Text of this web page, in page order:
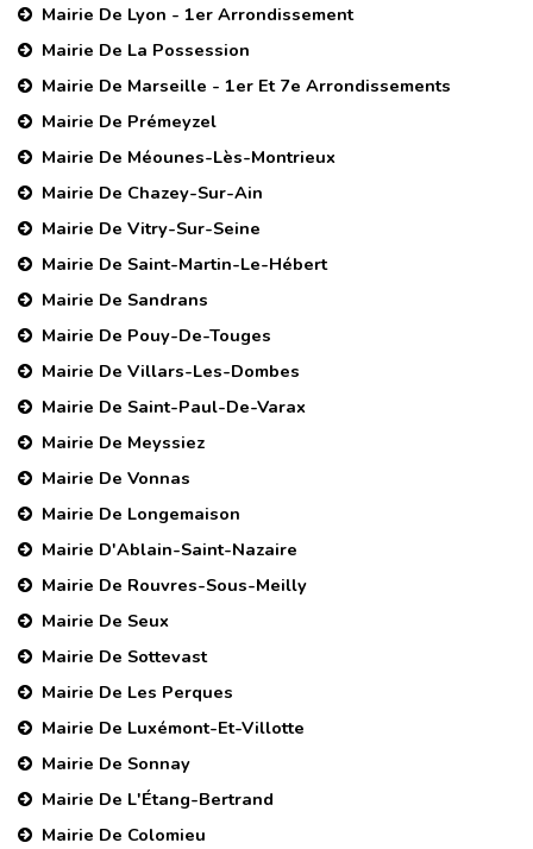
Mairie De Lyon - 1er Arrondissement
Mairie De La Possession
Mairie De Marseille - 1er Et 7e Arrondissements
Mairie De Prémeyzel
Mairie De Méounes-Lès-Montrieux
Mairie De Chazey-Sur-Ain
Mairie De Vitry-Sur-Seine
Mairie De Saint-Martin-Le-Hébert
Mairie De Sandrans
Mairie De Pouy-De-Touges
Mairie De Villars-Les-Dombes
Mairie De Saint-Paul-De-Varax
Mairie De Meyssiez
Mairie De Vonnas
Mairie De Longemaison
Mairie D'Ablain-Saint-Nazaire
Mairie De Rouvres-Sous-Meilly
Mairie De Seux
Mairie De Sottevast
Mairie De Les Perques
Mairie De Luxémont-Et-Villotte
Mairie De Sonnay
Mairie De L'Étang-Bertrand
Mairie De Colomieu